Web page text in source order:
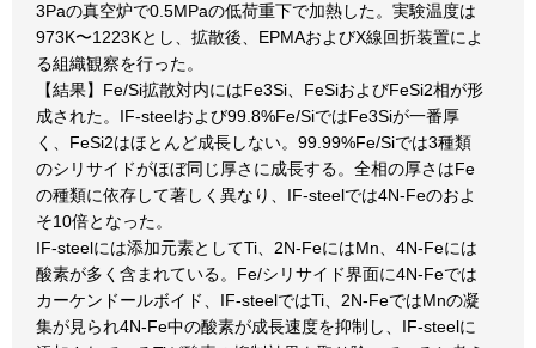
3Paの真空炉で0.5MPaの低荷重下で加熱した。実験温度は
973K〜1223Kとし、拡散後、EPMAおよびX線回折装置によ
る組織観察を行った。
【結果】Fe/Si拡散対内にはFe3Si、FeSiおよびFeSi2相が形
成された。IF-steelおよび99.8%Fe/SiではFe3Siが一番厚
く、FeSi2はほとんど成長しない。99.99%Fe/Siでは3種類
のシリサイドがほぼ同じ厚さに成長する。全相の厚さはFe
の種類に依存して著しく異なり、IF-steelでは4N-Feのおよ
そ10倍となった。
IF-steelには添加元素としてTi、2N-FeにはMn、4N-Feには
酸素が多く含まれている。Fe/シリサイド界面に4N-Feでは
カーケンドールボイド、IF-steelではTi、2N-FeではMnの凝
集が見られ4N-Fe中の酸素が成長速度を抑制し、IF-steelに